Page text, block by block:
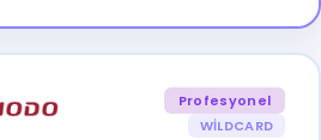
Profesyonel
WILDCARD